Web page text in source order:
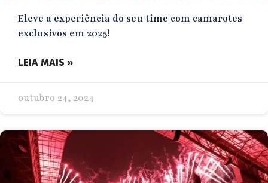
Eleve a experiência do seu time com camarotes
exclusivos em 2025!
LEIA MAIS »
outubro 24, 2024